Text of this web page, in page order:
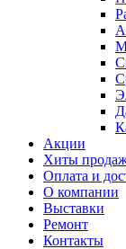
Акции
Хиты
Оплата и
О компании
Выставки
Ремонт
Контакты